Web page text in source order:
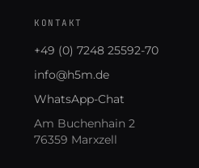
KONTAKT
+49 (0) 7248 25592-70
info@h5m.de
WhatsApp-Chat
Am Buchenhain 2
76359 Marxzell